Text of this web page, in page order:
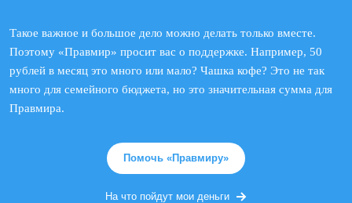
Такое важное и большое дело можно делать только вместе.
Поэтому «Правмир» просит вас о поддержке. Например, 50
рублей в месяц это много или мало? Чашка кофе? Это не так
много для семейного бюджета, но это значительная сумма для
Правмира.
Помочь «Правмиру»
На что пойдут мои деньги